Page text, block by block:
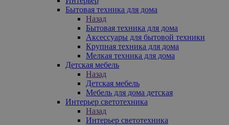
Бытовая техника для дома
Назад
Бытовая техника для дома
Аксессуары для бытовой техники
Крупная техника для дома
Мелкая техника для дома
Детская мебель
Назад
Детская мебель
Мебель для дома детская
Интерьер светотехника
Назад
Интерьер светотехника